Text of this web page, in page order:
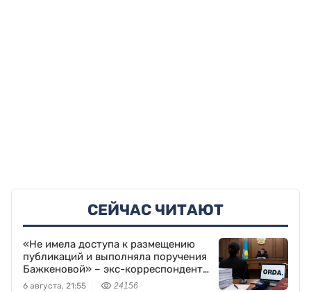
СЕЙЧАС ЧИТАЮТ
«Не имела доступа к размещению
публикаций и выполняла поручения
Бажкеновой» – экс-корреспондент
Orda.kz Дуйсенова
6 августа, 21:55 24156